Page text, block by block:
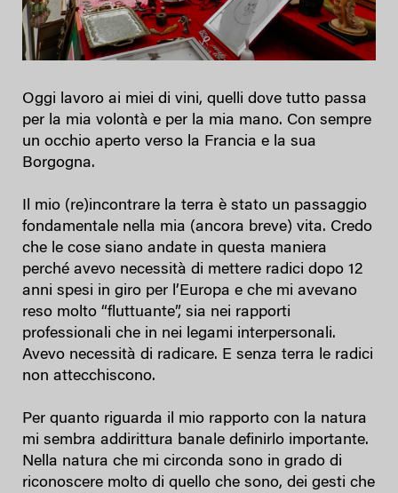
Oggi lavoro ai miei di vini, quelli dove tutto passa
per la mia volontà e per la mia mano. Con sempre
un occhio aperto verso la Francia e la sua
Borgogna.
Il mio (re)incontrare la terra è stato un passaggio
fondamentale nella mia (ancora breve) vita. Credo
che le cose siano andate in questa maniera
perché avevo necessità di mettere radici dopo 12
anni spesi in giro per l’Europa e che mi avevano
reso molto “fluttuante”, sia nei rapporti
professionali che in nei legami interpersonali.
Avevo necessità di radicare. E senza terra le radici
non attecchiscono.
Per quanto riguarda il mio rapporto con la natura
mi sembra addirittura banale definirlo importante.
Nella natura che mi circonda sono in grado di
riconoscere molto di quello che sono, dei gesti che